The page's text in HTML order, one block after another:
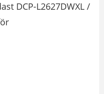
DCP-L2627DWXL /